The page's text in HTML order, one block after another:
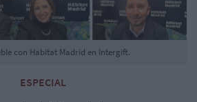
ESPECIAL
con Habitat Madrid en Intergift.